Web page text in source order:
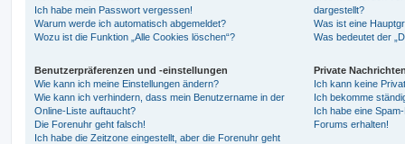
Ich habe mein Passwort vergessen!
Warum werde ich automatisch abgemeldet?
Wozu ist die Funktion „Alle Cookies löschen“?
Benutzerpräferenzen und -einstellungen
Wie kann ich meine Einstellungen ändern?
Wie kann ich verhindern, dass mein Benutzername in der
Online-Liste auftaucht?
Die Forenuhr geht falsch!
Ich habe die Zeitzone eingestellt, aber die Forenuhr geht
dargestellt?
Was ist eine
Was bedeutet der
Private
Ich kann keine
Ich bekomme
Ich habe eine
Forums erhalten!